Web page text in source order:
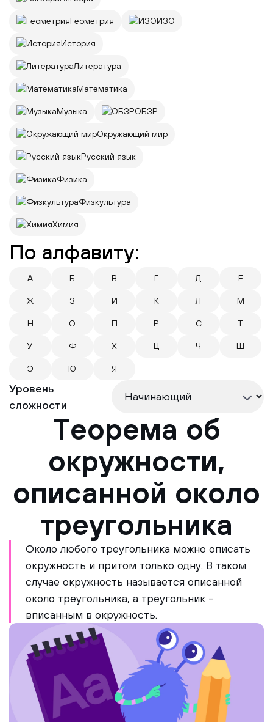
Геометрия ИЗО
История
Литература
Математика
Музыка ОБЗР
Окружающий мир
Русский язык
Физика
Физкультура
Химия
По алфавиту:
А Б В Г Д Е
Ж З И К Л М
Н О П Р С Т
У Ф Х Ц Ч Ш
Э Ю Я
Уровень
сложности
Теорема об
окружности,
описанной около
треугольника
Около любого треугольника можно описать
окружность и притом только одну. В таком
случае окружность называется описанной
около треугольника, а треугольник -
вписанным в окружность.